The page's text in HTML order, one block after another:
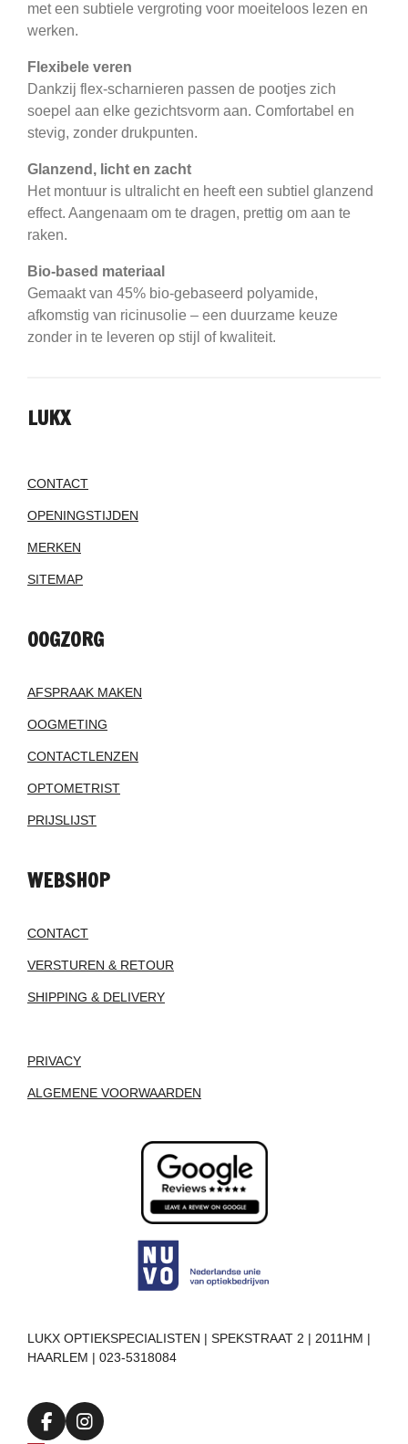
met een subtiele vergroting voor moeiteloos lezen en
werken.
Flexibele veren
Dankzij flex-scharnieren passen de pootjes zich
soepel aan elke gezichtsvorm aan. Comfortabel en
stevig, zonder drukpunten.
Glanzend, licht en zacht
Het montuur is ultralicht en heeft een subtiel glanzend
effect. Aangenaam om te dragen, prettig om aan te
raken.
Bio-based materiaal
Gemaakt van 45% bio-gebaseerd polyamide,
afkomstig van ricinusolie – een duurzame keuze
zonder in te leveren op stijl of kwaliteit.
LUKX
CONTACT
OPENINGSTIJDEN
MERKEN
SITEMAP
OOGZORG
AFSPRAAK MAKEN
OOGMETING
CONTACTLENZEN
OPTOMETRIST
PRIJSLIJST
WEBSHOP
CONTACT
VERSTUREN & RETOUR
SHIPPING & DELIVERY
PRIVACY
ALGEMENE VOORWAARDEN
LUKX OPTIEKSPECIALISTEN | SPEKSTRAAT 2 | 2011HM |
HAARLEM | 023-5318084
F
I